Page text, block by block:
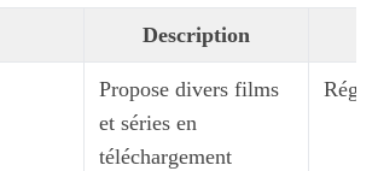
Description
Propose divers films
et séries en
téléchargement